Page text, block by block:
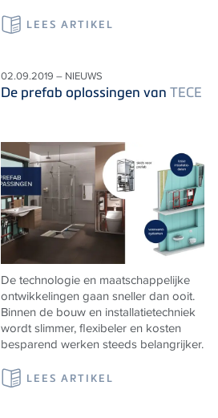
LEES ARTIKEL
02.09.2019 – NIEUWS
De prefab oplossingen van TECE
De technologie en maatschappelijke
ontwikkelingen gaan sneller dan ooit.
Binnen de bouw en installatietechniek
wordt slimmer, flexibeler en kosten
besparend werken steeds belangrijker.
LEES ARTIKEL